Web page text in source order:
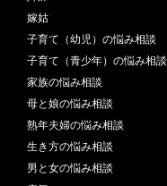
嫁姑
子育て（幼児）の悩み相談
子育て（青少年）の悩み相談
家族の悩み相談
母と娘の悩み相談
熟年夫婦の悩み相談
生き方の悩み相談
男と女の悩み相談